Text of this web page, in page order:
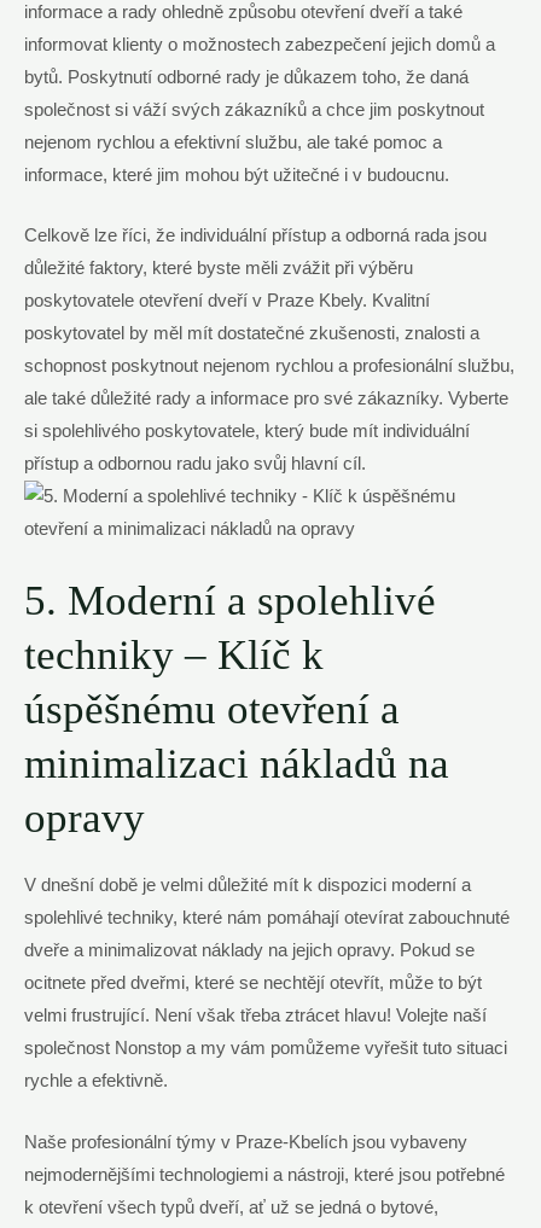
informace a rady ohledně způsobu otevření dveří a také
informovat klienty o možnostech zabezpečení jejich domů a
bytů. Poskytnutí odborné rady je důkazem toho, že daná
společnost si váží svých zákazníků a chce jim poskytnout
nejenom rychlou a efektivní službu, ale také pomoc a
informace, které jim mohou být užitečné i v budoucnu.
Celkově lze říci, že individuální přístup a odborná rada jsou
důležité faktory, které byste měli zvážit při výběru
poskytovatele otevření dveří v Praze Kbely. Kvalitní
poskytovatel by měl mít dostatečné zkušenosti, znalosti a
schopnost poskytnout nejenom rychlou a profesionální službu,
ale také důležité rady a informace pro své zákazníky. Vyberte
si spolehlivého poskytovatele, který bude mít individuální
přístup a odbornou radu jako svůj hlavní cíl.
5. Moderní a spolehlivé
techniky – Klíč k
úspěšnému otevření a
minimalizaci nákladů na
opravy
V dnešní době je velmi důležité mít k dispozici moderní a
spolehlivé techniky, které nám pomáhají otevírat zabouchnuté
dveře a minimalizovat náklady na jejich opravy. Pokud se
ocitnete před dveřmi, které se nechtějí otevřít, může to být
velmi frustrující. Není však třeba ztrácet hlavu! Volejte naší
společnost Nonstop a my vám pomůžeme vyřešit tuto situaci
rychle a efektivně.
Naše profesionální týmy v Praze-Kbelích jsou vybaveny
nejmodernějšími technologiemi a nástroji, které jsou potřebné
k otevření všech typů dveří, ať už se jedná o bytové,